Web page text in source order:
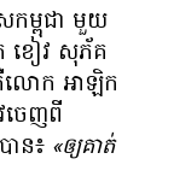
កម្ពុជា មួយ​
ខៀវ សុភ័គ
គឺ​លោក អាឡិក
ចេញ​ពី​
ាន៖ «ឲ្យ​គាត់​